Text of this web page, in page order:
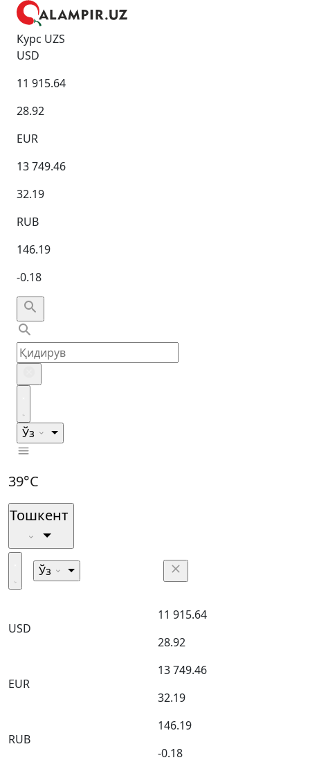
Курс UZS
USD
11 915.64
28.92
EUR
13 749.46
32.19
RUB
146.19
-0.18
Ўз
39°C
Тошкент
Ўз
USD
11 915.64
28.92
EUR
13 749.46
32.19
RUB
146.19
-0.18